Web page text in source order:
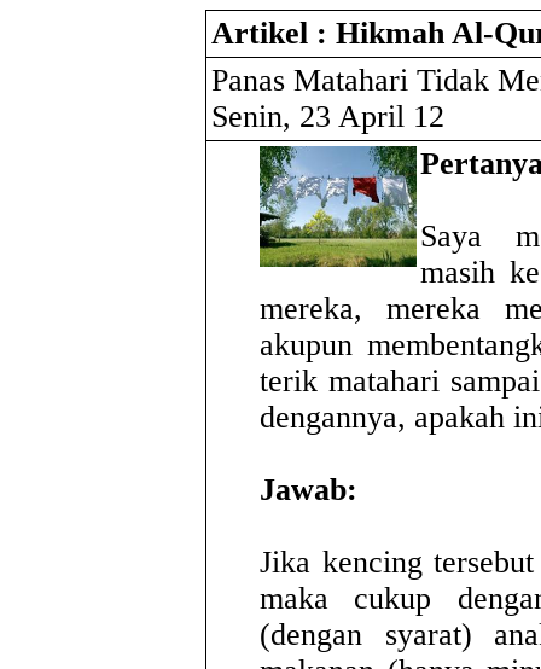
Artikel : Hikmah Al-
Panas Matahari Tidak
Senin, 23 April 12
Saya
masih
mereka, mereka
akupun
terik matahari
dengannya, apakah
Jawab:
Jika kencing
maka cukup
(dengan syarat)